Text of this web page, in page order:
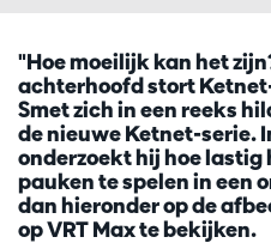
"Hoe moeilijk kan het
achterhoofd stort
Smet zich in een reeks
de nieuwe Ketnet-serie.
onderzoekt hij hoe lastig
pauken te spelen in een
dan hieronder op de
op VRT Max te bekijken.